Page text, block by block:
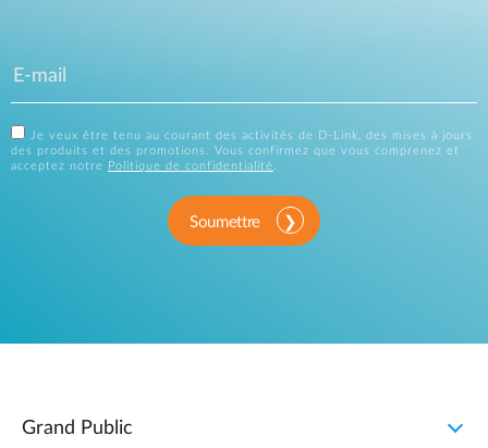
Je veux être tenu au courant des activités de D-Link, des mises à jours
des produits et des promotions. Vous confirmez que vous comprenez et
acceptez notre
Politique de confidentialité.
Soumettre
Grand Public